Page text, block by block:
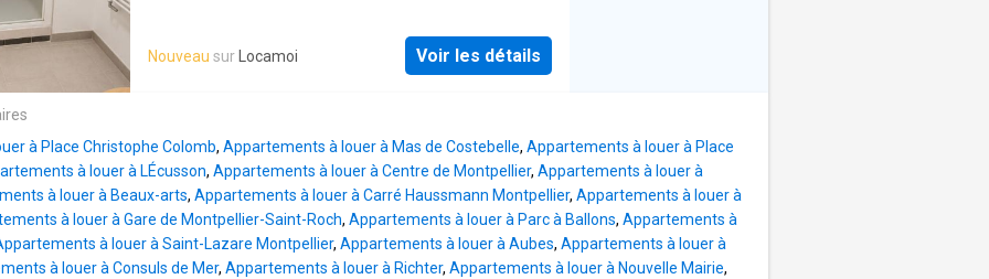
L'appartement se compose d'une agréable pièce de
vie lumineuse avec une cuisine ouverte entièrement
aménager un véritable espace extérieur. La partie
nuit comprend une spacieuse chambre, une salle
d'eau moderne avec douche et sèche-serviettes,
ainsi qu'un WC indépendant. DISPONIBLE
IMMEDIATEMENT
Nouveau sur Locamoi Voir les détails
à Place Christophe Colomb, Appartements à louer à Mas de Costebelle, Appartements à louer à Place
à louer à LÉcusson, Appartements à louer à Centre de Montpellier, Appartements à louer à
à louer à Beaux-arts, Appartements à louer à Carré Haussmann Montpellier, Appartements à louer à
à louer à Gare de Montpellier-Saint-Roch, Appartements à louer à Parc à Ballons, Appartements à
à louer à Saint-Lazare Montpellier, Appartements à louer à Aubes, Appartements à louer à
à louer à Consuls de Mer, Appartements à louer à Richter, Appartements à louer à Nouvelle Mairie,